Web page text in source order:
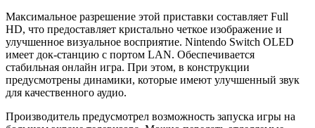
Максимальное разрешение этой приставки составляет Full
HD, что предоставляет кристально четкое изображение и
улучшенное визуальное восприятие. Nintendo Switch OLED
имеет док-станцию с портом LAN. Обеспечивается
стабильная онлайн игра. При этом, в конструкции
предусмотрены динамики, которые имеют улучшенный звук
для качественного аудио.
Производитель предусмотрел возможность запуска игры на